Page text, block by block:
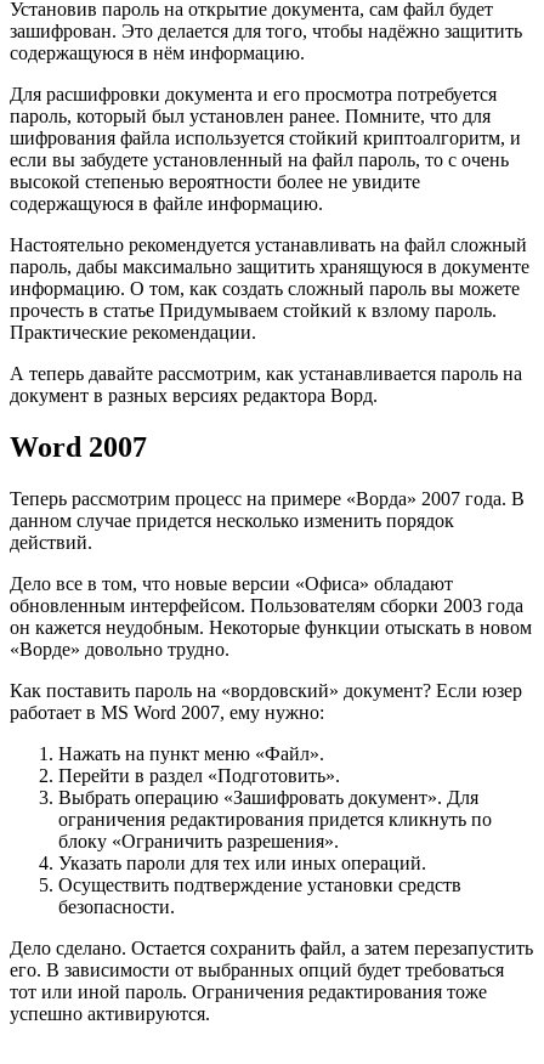
Установив пароль на открытие документа, сам файл будет
зашифрован. Это делается для того, чтобы надёжно защитить
содержащуюся в нём информацию.
Для расшифровки документа и его просмотра потребуется
пароль, который был установлен ранее. Помните, что для
шифрования файла используется стойкий криптоалгоритм, и
если вы забудете установленный на файл пароль, то с очень
высокой степенью вероятности более не увидите
содержащуюся в файле информацию.
Настоятельно рекомендуется устанавливать на файл сложный
пароль, дабы максимально защитить хранящуюся в документе
информацию. О том, как создать сложный пароль вы можете
прочесть в статье Придумываем стойкий к взлому пароль.
Практические рекомендации.
А теперь давайте рассмотрим, как устанавливается пароль на
документ в разных версиях редактора Ворд.
Word 2007
Теперь рассмотрим процесс на примере «Ворда» 2007 года. В
данном случае придется несколько изменить порядок
действий.
Дело все в том, что новые версии «Офиса» обладают
обновленным интерфейсом. Пользователям сборки 2003 года
он кажется неудобным. Некоторые функции отыскать в новом
«Ворде» довольно трудно.
Как поставить пароль на «вордовский» документ? Если юзер
работает в MS Word 2007, ему нужно:
Нажать на пункт меню «Файл».
Перейти в раздел «Подготовить».
Выбрать операцию «Зашифровать документ». Для
ограничения редактирования придется кликнуть по
блоку «Ограничить разрешения».
Указать пароли для тех или иных операций.
Осуществить подтверждение установки средств
безопасности.
Дело сделано. Остается сохранить файл, а затем перезапустить
его. В зависимости от выбранных опций будет требоваться
тот или иной пароль. Ограничения редактирования тоже
успешно активируются.